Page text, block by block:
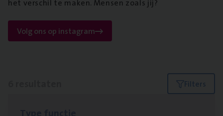
Volg ons op instagram
Filters